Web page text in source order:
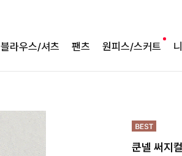
블라우스/셔츠 팬츠 원피스/스커트
쿤넬 써지